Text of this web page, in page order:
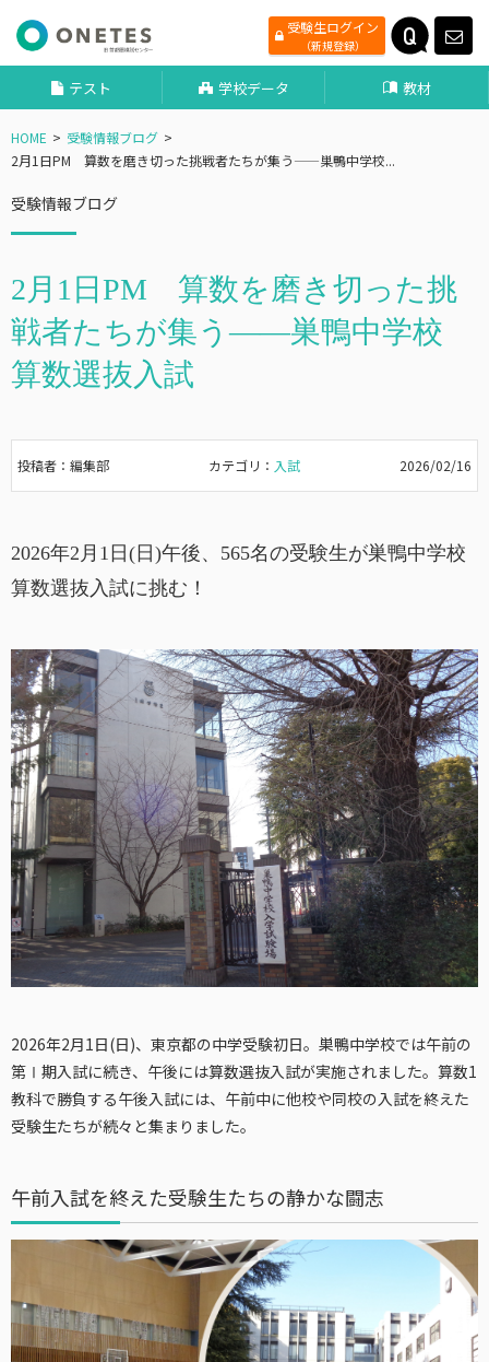
受験生ログイン
（新規登録）
テスト 学校データ 教材
HOME
受験情報ブログ
2月1日PM 算数を磨き切った挑戦者たちが集う——巣鴨中学校...
受験情報ブログ
2月1日PM 算数を磨き切った挑
戦者たちが集う——巣鴨中学校
算数選抜入試
投稿者：編集部 カテゴリ： 入試 2026/02/16
2026年2月1日(日)午後、565名の受験生が巣鴨中学校
算数選抜入試に挑む！
2026年2月1日(日)、東京都の中学受験初日。巣鴨中学校では午前の
第Ⅰ期入試に続き、午後には算数選抜入試が実施されました。算数1
教科で勝負する午後入試には、午前中に他校や同校の入試を終えた
受験生たちが続々と集まりました。
午前入試を終えた受験生たちの静かな闘志